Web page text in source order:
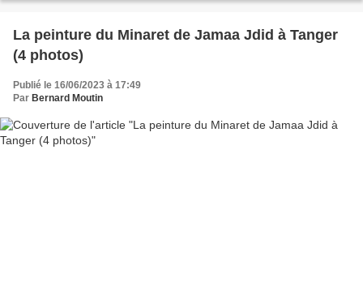
La peinture du Minaret de Jamaa Jdid à Tanger
(4 photos)
Publié le 16/06/2023 à 17:49
Par Bernard Moutin